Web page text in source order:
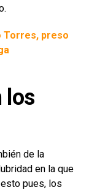
Torres, preso
los
de la
en la que
pues, los